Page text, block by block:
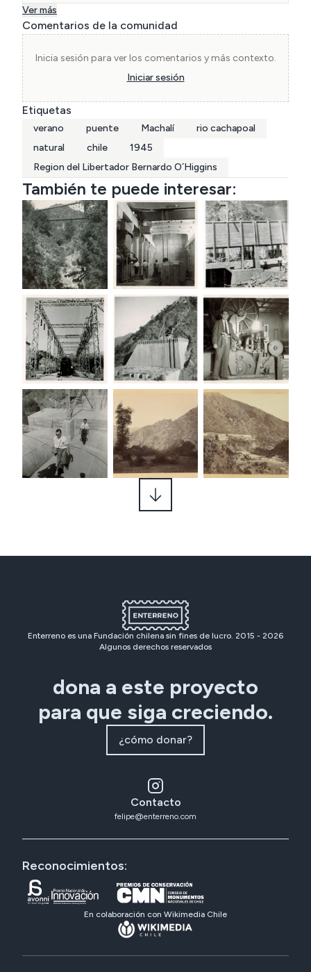
Ver más
Comentarios de la comunidad
Inicia sesión para ver los comentarios y más contexto.
Iniciar sesión
Etiquetas
verano puente Machalí
rio cachapoal
natural
chile
1945
Region del Libertador Bernardo O´Higgins
También te puede interesar:
Enterreno es una Fundación chilena sin fines de lucro. 2015 - 2026
Algunos derechos reservados
dona a este proyecto
para que siga creciendo.
¿cómo donar?
Contacto
felipe@enterreno.com
Reconocimientos:
En colaboración con Wikimedia Chile